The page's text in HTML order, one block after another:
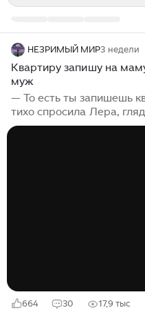
НЕЗРИМЫЙ МИР3 недели
Квартиру запишу на
муж
— То есть ты запишешь
тихо спросила Лера,
раскрытыми глазами. —
664 30 17,9 тыс